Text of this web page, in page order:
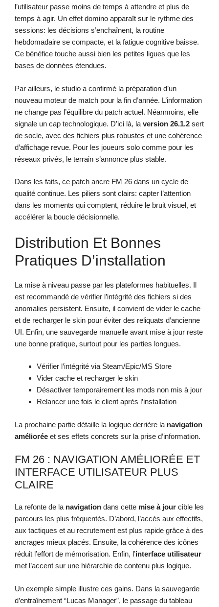
l’utilisateur passe moins de temps à attendre et plus de
temps à agir. Un effet domino apparaît sur le rythme des
sessions: les décisions s’enchaînent, la routine
hebdomadaire se compacte, et la fatigue cognitive baisse.
Ce bénéfice touche aussi bien les petites ligues que les
bases de données étendues.
Par ailleurs, le studio a confirmé la préparation d’un
nouveau moteur de match pour la fin d’année. L’information
ne change pas l’équilibre du patch actuel. Néanmoins, elle
signale un cap technologique. D’ici là, la version 26.1.2 sert
de socle, avec des fichiers plus robustes et une cohérence
d’affichage revue. Pour les joueurs solo comme pour les
réseaux privés, le terrain s’annonce plus stable.
Dans les faits, ce patch ancre FM 26 dans un cycle de
qualité continue. Les piliers sont clairs: capter l’attention
dans les moments qui comptent, réduire le bruit visuel, et
accélérer la boucle décisionnelle.
Distribution Et Bonnes
Pratiques D’installation
La mise à niveau passe par les plateformes habituelles. Il
est recommandé de vérifier l’intégrité des fichiers si des
anomalies persistent. Ensuite, il convient de vider le cache
et de recharger le skin pour éviter des reliquats d’ancienne
UI. Enfin, une sauvegarde manuelle avant mise à jour reste
une bonne pratique, surtout pour les parties longues.
Vérifier l’intégrité via Steam/Epic/MS Store
Vider cache et recharger le skin
Désactiver temporairement les mods non mis à jour
Relancer une fois le client après l’installation
La prochaine partie détaille la logique derrière la navigation
améliorée et ses effets concrets sur la prise d’information.
FM 26 : NAVIGATION AMÉLIORÉE ET
INTERFACE UTILISATEUR PLUS
CLAIRE
La refonte de la navigation dans cette mise à jour cible les
parcours les plus fréquentés. D’abord, l’accès aux effectifs,
aux tactiques et au recrutement est plus rapide grâce à des
ancrages mieux placés. Ensuite, la cohérence des icônes
réduit l’effort de mémorisation. Enfin, l’interface utilisateur
met l’accent sur une hiérarchie de contenu plus logique.
Un exemple simple illustre ces gains. Dans la sauvegarde
d’entraînement “Lucas Manager”, le passage du tableau